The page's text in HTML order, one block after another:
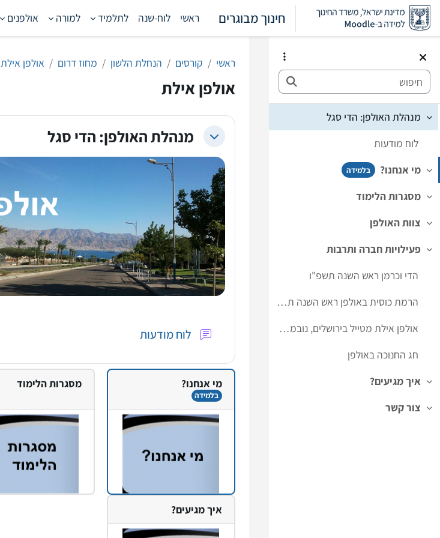
דילוג לתוכן הראשי
חינוך מבוגרים ראשי לוח-שנה לתלמיד למורה אולפנים
חיפוש
צמצוםמנהלת האולפן: הדי סגל
לוח מודעות
צמצום
מי אנחנו? בלמידה
צמצום
מסגרות הלימוד
צמצום
צוות האולפן
צמצוםפעילויות חברה ותרבות
הדי וכרמן ראש השנה תשפ"ו
הרמת כוסית באולפן ראש השנה תשפ"ו
אולפן אילת מטייל בירושלים, נובמבר 2025
חג החנוכה באולפן
צמצוםאיך מגיעים?
צמצוםצור קשר
ראשי קורסים הנחלת הלשון מחוז דרום אולפן אילת
אולפן אילת
צמצום מנהלת האולפן: הדי סגל
לוח מודעות
מי אנחנו?
בלמידה
מסגרות הלימוד
איך מגיעים?